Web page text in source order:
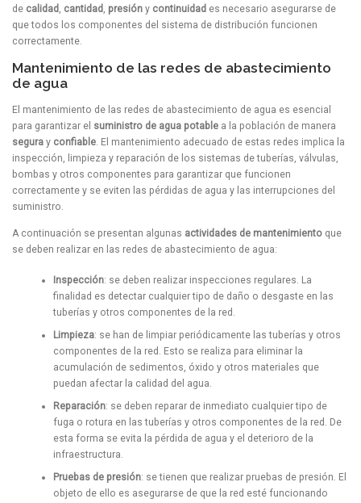
de calidad , cantidad , presión y continuidad es necesario asegurarse de
que todos los componentes del sistema de distribución funcionen
correctamente.
Mantenimiento de las redes de abastecimiento
de agua
El mantenimiento de las redes de abastecimiento de agua es esencial
para garantizar el suministro de agua potable a la población de manera
segura y confiable . El mantenimiento adecuado de estas redes implica la
inspección, limpieza y reparación de los sistemas de tuberías, válvulas,
bombas y otros componentes para garantizar que funcionen
correctamente y se eviten las pérdidas de agua y las interrupciones del
suministro.
A continuación se presentan algunas actividades de mantenimiento que
se deben realizar en las redes de abastecimiento de agua:
Inspección: se deben realizar inspecciones regulares. La
finalidad es detectar cualquier tipo de daño o desgaste en las
tuberías y otros componentes de la red.
Limpieza: se han de limpiar periódicamente las tuberías y otros
componentes de la red. Esto se realiza para eliminar la
acumulación de sedimentos, óxido y otros materiales que
puedan afectar la calidad del agua.
Reparación: se deben reparar de inmediato cualquier tipo de
fuga o rotura en las tuberías y otros componentes de la red. De
esta forma se evita la pérdida de agua y el deterioro de la
infraestructura.
Pruebas de presión: se tienen que realizar pruebas de presión. El
objeto de ello es asegurarse de que la red esté funcionando